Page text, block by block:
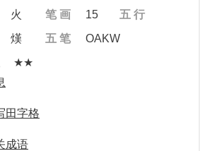
火 笔 画 15
五 行
熯 五 笔
OAKW
★★
田字格
成语